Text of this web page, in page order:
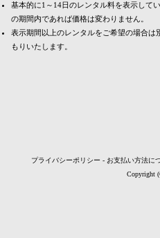
基本的に1～14日のレンタル料を表示して
の期間内であれば価格は変わりません。
表示期間以上のレンタルをご希望の場合は
もりいたします。
プライバシーポリシー - お支払い方法に
Copyright